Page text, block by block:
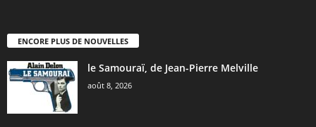
ENCORE PLUS DE NOUVELLES
le Samouraï, de Jean-Pierre Melville
août 8, 2026